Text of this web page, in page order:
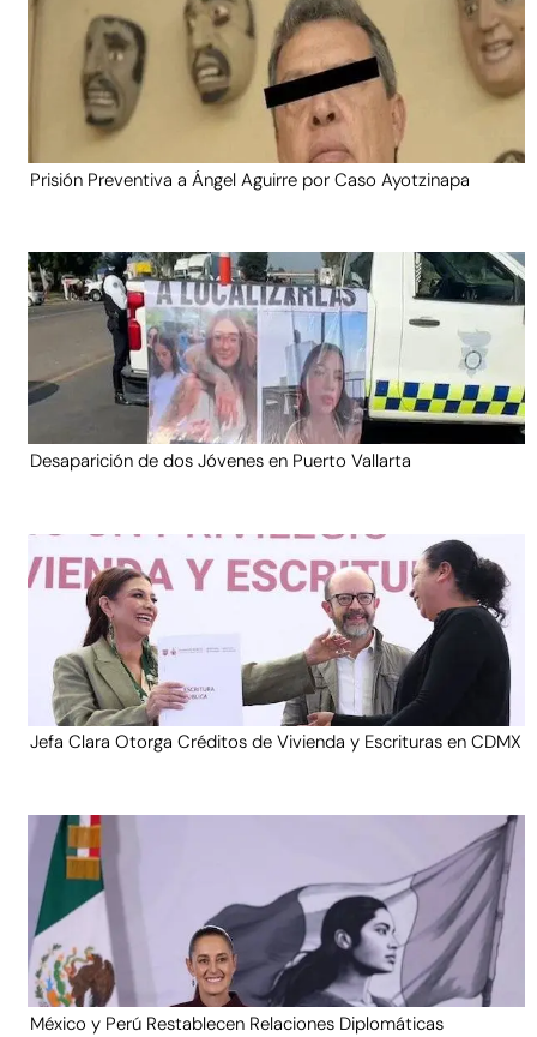
Prisión Preventiva a Ángel Aguirre por Caso Ayotzinapa
Desaparición de dos Jóvenes en Puerto Vallarta
Jefa Clara Otorga Créditos de Vivienda y Escrituras en CDMX
México y Perú Restablecen Relaciones Diplomáticas